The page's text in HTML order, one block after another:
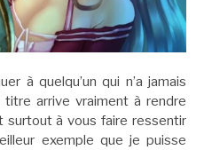
à quelqu’un qui n’a jamais
titre arrive vraiment à rendre
surtout à vous faire ressentir
exemple que je puisse